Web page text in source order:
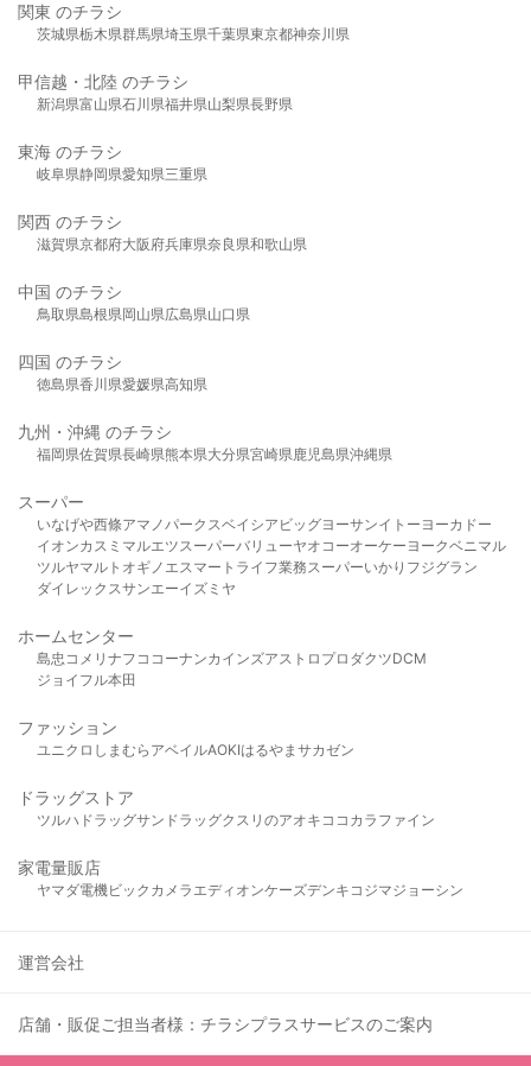
関東 のチラシ
茨城県栃木県群馬県埼玉県千葉県東京都神奈川県
甲信越・北陸 のチラシ
新潟県富山県石川県福井県山梨県長野県
東海 のチラシ
岐阜県静岡県愛知県三重県
関西 のチラシ
滋賀県京都府大阪府兵庫県奈良県和歌山県
中国 のチラシ
鳥取県島根県岡山県広島県山口県
四国 のチラシ
徳島県香川県愛媛県高知県
九州・沖縄 のチラシ
福岡県佐賀県長崎県熊本県大分県宮崎県鹿児島県沖縄県
スーパー
いなげや西條アマノパークスベイシア ビッグヨーサンイトーヨーカドー
イオンカスミ マルエツスーパーバリューヤオコーオーケー ヨークベニマル
ツルヤマルト オギノ エスマート ライフ業務スーパーいかり フジグラン
ダイレックスサンエーイズミヤ
ホームセンター
島忠 コメリ ナフコ コーナンカインズアストロプロダクツDCM
ジョイフル本田
ファッション
ユニクロ しまむら アベイルAOKIはるやま サカゼン
ドラッグストア
ツルハドラッグサンドラッグクスリのアオキ ココカラファイン
家電量販店
ヤマダ電機ビックカメラ エディオンケーズデンキ コジマジョーシン
運営会社
店舗・販促ご担当者様：チラシプラスサービスのご案内